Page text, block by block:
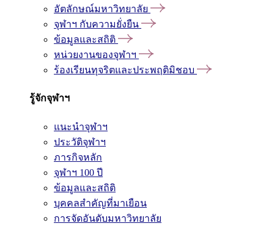
อัตลักษณ์มหาวิทยาลัย
จุฬาฯ กับความยั่งยืน
ข้อมูลและสถิติ
หน่วยงานของจุฬาฯ
ร้องเรียนทุจริตและประพฤติมิชอบ
รู้จักจุฬาฯ
แนะนำจุฬาฯ
ประวัติจุฬาฯ
ภารกิจหลัก
จุฬาฯ 100 ปี
ข้อมูลและสถิติ
บุคคลสำคัญที่มาเยือน
การจัดอันดับมหาวิทยาลัย